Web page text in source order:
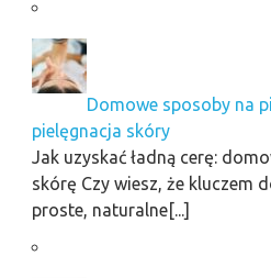
Domowe sposoby na
pielęgnacja skóry
Jak uzyskać ładną cerę:
skórę Czy wiesz, że kluczem
proste, naturalne[...]